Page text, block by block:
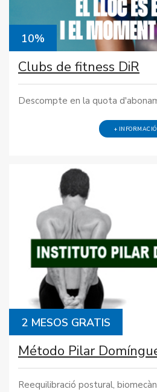
10%
Clubs de fitness DiR
Descompte en la quota
+ INFORMACIÓ
2 MESOS GRATIS
Método Pilar
Reequilibració postural,